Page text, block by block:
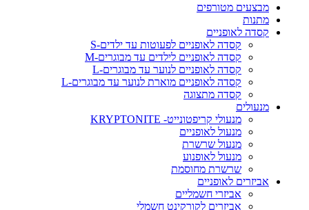
מבצעים מטורפים
מתנות
קסדה לאופניים
קסדה לאופניים לפעוטות עד ילדים-S
קסדה לאופניים לילדים עד מבוגרים-M
קסדה לאופניים לנוער עד מבוגרים-L
קסדה לאופניים מוארת לנוער עד מבוגרים-L
קסדה מתצוגה
מנעולים
מנעולי קריפטונייט- KRYPTONITE
מנעול לאופניים
מנעול שרשרת
מנעול לאופנוע
שרשרת מחוסמת
אביזרים לאופניים
אביזרי חשמליים
אביזרים לקורקינט חשמלי